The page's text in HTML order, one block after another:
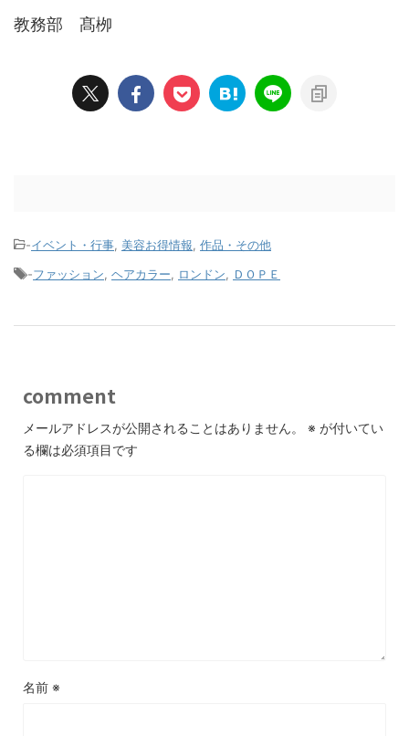
教務部 髙栁
-イベント・行事 美容お得情報 作品・その他
-ファッション ヘアカラー ロンドン ＤＯＰＥ
comment
メールアドレスが公開されることはありません。 ※ が付いてい
る欄は必須項目です
名前 ※